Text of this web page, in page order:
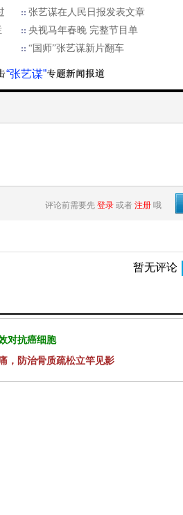
张艺谋在人民日报发表文章
央视马年春晚 完整节目单
“国师”张艺谋新片翻车
“张艺谋”
评论前需要先 登录 或者 注册 哦
暂无评论
对抗癌细胞
，防治骨质疏松立竿见影